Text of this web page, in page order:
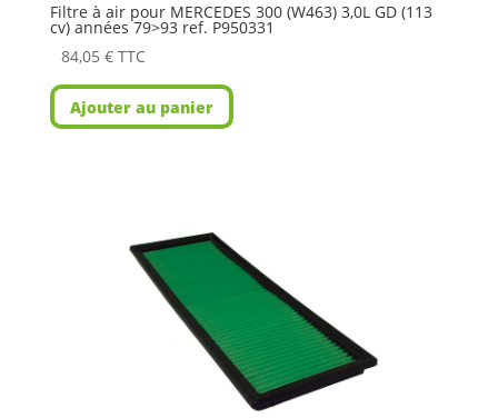
Filtre à air pour MERCEDES 300 (W463) 3,0L GD (113
cv) années 79>93 ref. P950331
84,05 € TTC
Ajouter au panier